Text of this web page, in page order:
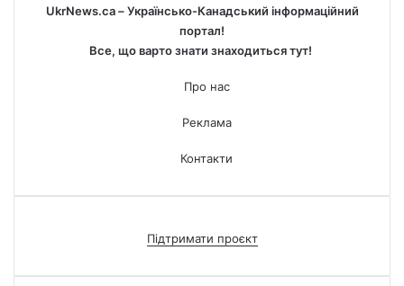
UkrNews.ca – Українсько-Канадський інформаційний
портал!
Все, що варто знати знаходиться тут!
Про нас
Реклама
Контакти
Підтримати проєкт